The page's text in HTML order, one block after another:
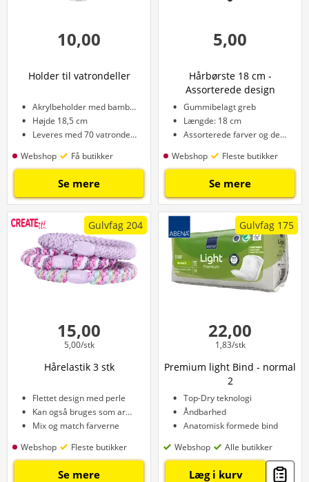
10,00
Holder til vatrondeller
Akrylbeholder med bambus låg
Højde 18,5 cm
Leveres med 70 vatrondeller
Webshop
Få butikker
Se mere
5,00
Hårbørste 18 cm -
Assorterede design
Gummibelagt greb
Længde: 18 cm
Assorterede farver og designs
Webshop
Fleste butikker
Se mere
Gulvfag 204
15,00
5,00/stk
Hårelastik 3 stk
Flettet design med perle
Kan også bruges som armbånd
Mix og match farverne
Webshop
Fleste butikker
Se mere
Gulvfag 175
22,00
1,83/stk
Premium light Bind - normal
2
Top-Dry teknologi
Åndbarhed
Anatomisk formede bind
Webshop
Alle butikker
Læg i kurv